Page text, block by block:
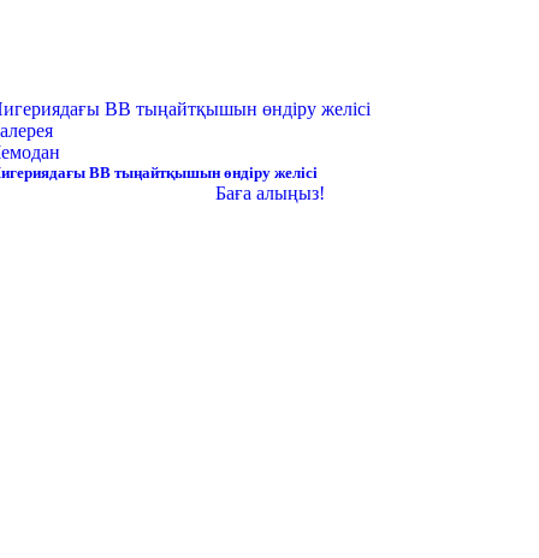
BB тыңайтқышын өндіру желісі
BB тыңайтқышын өндіру желісі
Баға алыңыз!